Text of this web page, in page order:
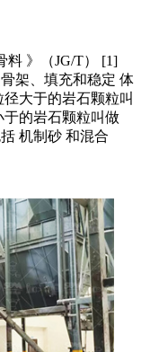
料 》（JG/T） [1]
架、填充和稳定 体
大于的岩石颗粒叫
的岩石颗粒叫做
机制砂 和混合